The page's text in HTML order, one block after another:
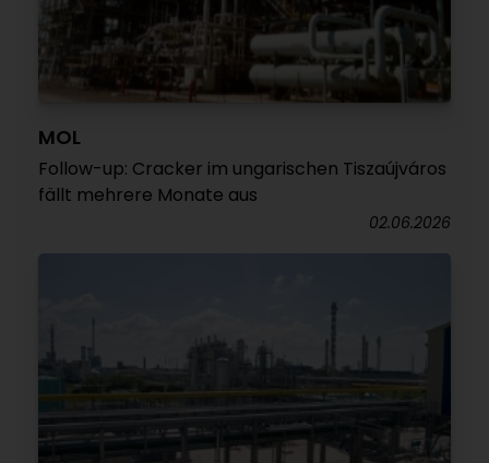
MOL
Follow-up: Cracker im ungarischen Tiszaújváros
fällt mehrere Monate aus
02.06.2026